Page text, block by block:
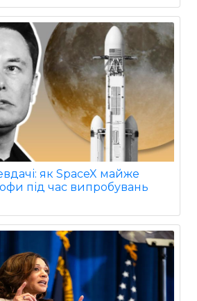
як SpaceX майже
під час випробувань